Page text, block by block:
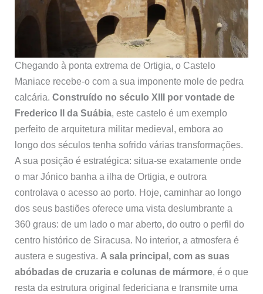
Chegando à ponta extrema de Ortigia, o Castelo
Maniace recebe-o com a sua imponente mole de pedra
calcária. Construído no século XIII por vontade de
Frederico II da Suábia, este castelo é um exemplo
perfeito de arquitetura militar medieval, embora ao
longo dos séculos tenha sofrido várias transformações.
A sua posição é estratégica: situa-se exatamente onde
o mar Jónico banha a ilha de Ortigia, e outrora
controlava o acesso ao porto. Hoje, caminhar ao longo
dos seus bastiões oferece uma vista deslumbrante a
360 graus: de um lado o mar aberto, do outro o perfil do
centro histórico de Siracusa. No interior, a atmosfera é
austera e sugestiva. A sala principal, com as suas
abóbadas de cruzaria e colunas de mármore, é o que
resta da estrutura original federiciana e transmite uma